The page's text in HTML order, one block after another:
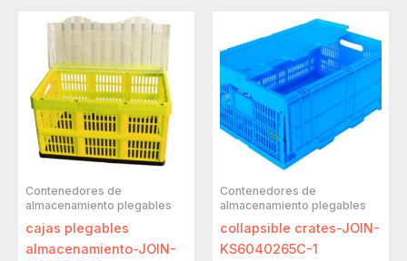
Contenedores de
almacenamiento plegables
cajas plegables
almacenamiento-JOIN-
Contenedores de
almacenamiento plegables
collapsible crates-JOIN-
KS6040265C-1